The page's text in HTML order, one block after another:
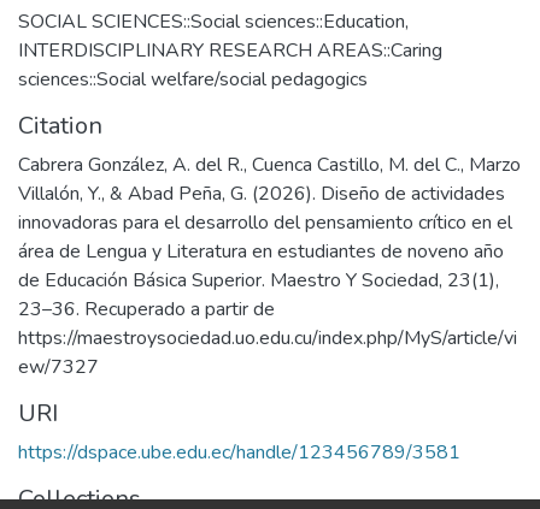
SOCIAL SCIENCES::Social sciences::Education,
INTERDISCIPLINARY RESEARCH AREAS::Caring
sciences::Social welfare/social pedagogics
Citation
Cabrera González, A. del R., Cuenca Castillo, M. del C., Marzo
Villalón, Y., & Abad Peña, G. (2026). Diseño de actividades
innovadoras para el desarrollo del pensamiento crítico en el
área de Lengua y Literatura en estudiantes de noveno año
de Educación Básica Superior. Maestro Y Sociedad, 23(1),
23–36. Recuperado a partir de
https://maestroysociedad.uo.edu.cu/index.php/MyS/article/vi
ew/7327
URI
https://dspace.ube.edu.ec/handle/123456789/3581
Collections